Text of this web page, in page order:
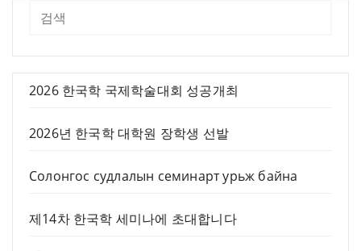
검색
2026 한국학 국제학술대회 성공개최
2026년 한국학 대학원 장학생 선발
Солонгос судлалын семинарт урьж байна
제14차 한국학 세미나에 초대합니다